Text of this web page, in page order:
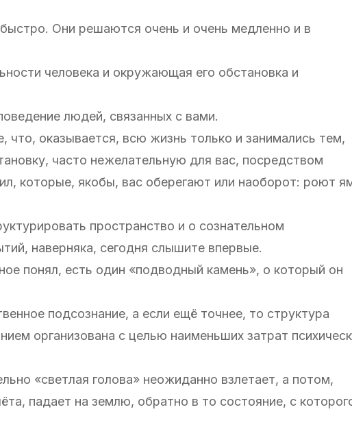
Они решаются очень и очень медленно и в
человека и окружающая его обстановка и
людей, связанных с вами.
оказывается, всю жизнь только и занимались тем,
часто нежелательную для вас, посредством
которые, якобы, вас оберегают или наоборот: роют
пространство и о сознательном
наверняка, сегодня слышите впервые.
понял, есть один «подводный камень», о который он
подсознание, а если ещё точнее, то структура
организована с целью наименьших затрат
«светлая голова» неожиданно взлетает, а потом,
падает на землю, обратно в то состояние, с